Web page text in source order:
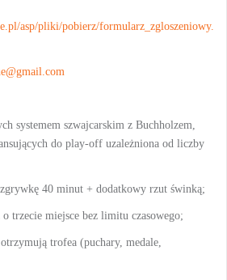
asp/pliki/pobierz/formularz_zgloszeniowy.
systemem szwajcarskim z Buchholzem,
do play-off uzależniona od liczby
40 minut + dodatkowy rzut świnką;
trzecie miejsce bez limitu czasowego;
trofea (puchary, medale,